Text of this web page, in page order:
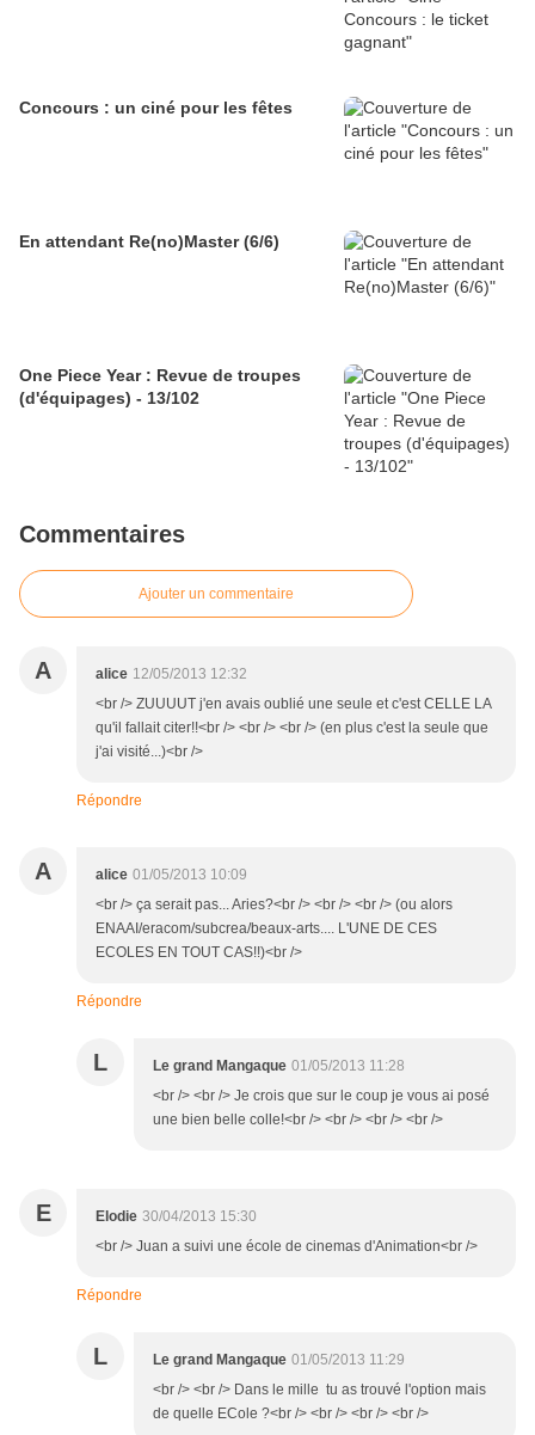
Concours : un ciné pour les fêtes
En attendant Re(no)Master (6/6)
One Piece Year : Revue de troupes
(d'équipages) - 13/102
Commentaires
Ajouter un commentaire
A alice 12/05/2013 12:32
<br /> ZUUUUT j'en avais oublié une seule et c'est CELLE LA
qu'il fallait citer!!<br /> <br /> <br /> (en plus c'est la seule que
j'ai visité...)<br />
Répondre
A alice 01/05/2013 10:09
<br /> ça serait pas... Aries?<br /> <br /> <br /> (ou alors
ENAAI/eracom/subcrea/beaux-arts.... L'UNE DE CES
ECOLES EN TOUT CAS!!)<br />
Répondre
L Le grand Mangaque 01/05/2013 11:28
<br /> <br /> Je crois que sur le coup je vous ai posé
une bien belle colle!<br /> <br /> <br /> <br />
E Elodie 30/04/2013 15:30
<br /> Juan a suivi une école de cinemas d'Animation<br />
Répondre
L Le grand Mangaque 01/05/2013 11:29
<br /> <br /> Dans le mille tu as trouvé l'option mais
de quelle ECole ?<br /> <br /> <br /> <br />